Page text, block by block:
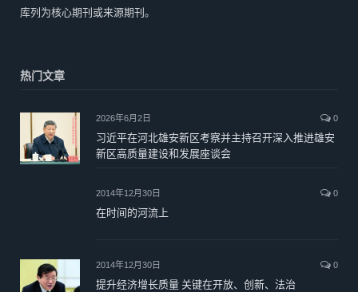
库列为核心期刊或来源期刊。
热门文章
2026年6月2日 0
习近平在河北雄安新区考察并主持召开深入推进雄安
新区高质量建设和发展座谈会
2014年12月30日 0
在时间的河流上
2014年12月30日 0
提升经济增长质量 关键在开放、创新、法治